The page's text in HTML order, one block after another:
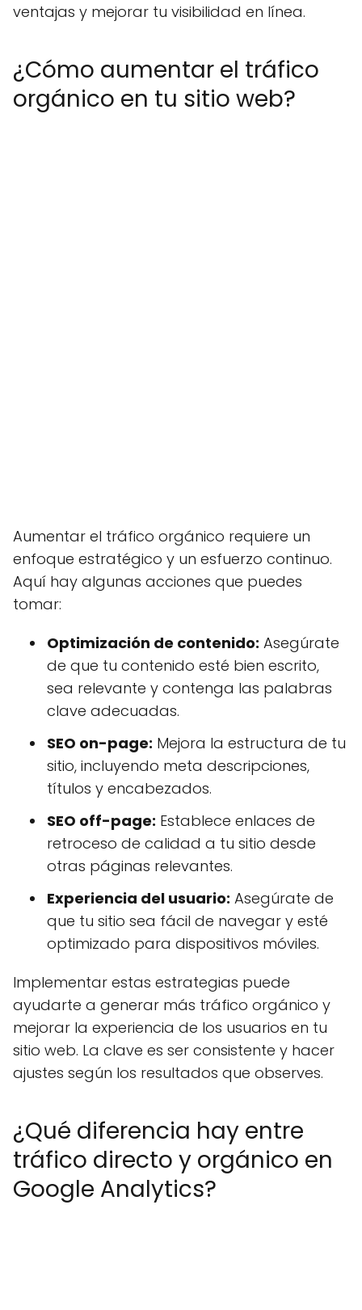
ventajas y mejorar tu visibilidad en línea.
¿Cómo aumentar el tráfico
orgánico en tu sitio web?
Aumentar el tráfico orgánico requiere un
enfoque estratégico y un esfuerzo continuo.
Aquí hay algunas acciones que puedes
tomar:
Optimización de contenido: Asegúrate
de que tu contenido esté bien escrito,
sea relevante y contenga las palabras
clave adecuadas.
SEO on-page: Mejora la estructura de tu
sitio, incluyendo meta descripciones,
títulos y encabezados.
SEO off-page: Establece enlaces de
retroceso de calidad a tu sitio desde
otras páginas relevantes.
Experiencia del usuario: Asegúrate de
que tu sitio sea fácil de navegar y esté
optimizado para dispositivos móviles.
Implementar estas estrategias puede
ayudarte a generar más tráfico orgánico y
mejorar la experiencia de los usuarios en tu
sitio web. La clave es ser consistente y hacer
ajustes según los resultados que observes.
¿Qué diferencia hay entre
tráfico directo y orgánico en
Google Analytics?